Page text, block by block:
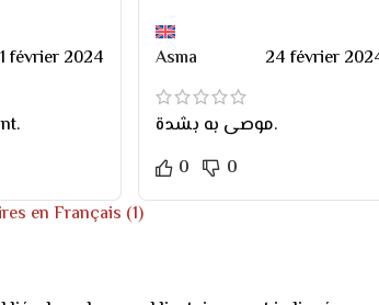
février 2024 Asma 24 février
موصى به بشدة.
0
0
en Français (1)